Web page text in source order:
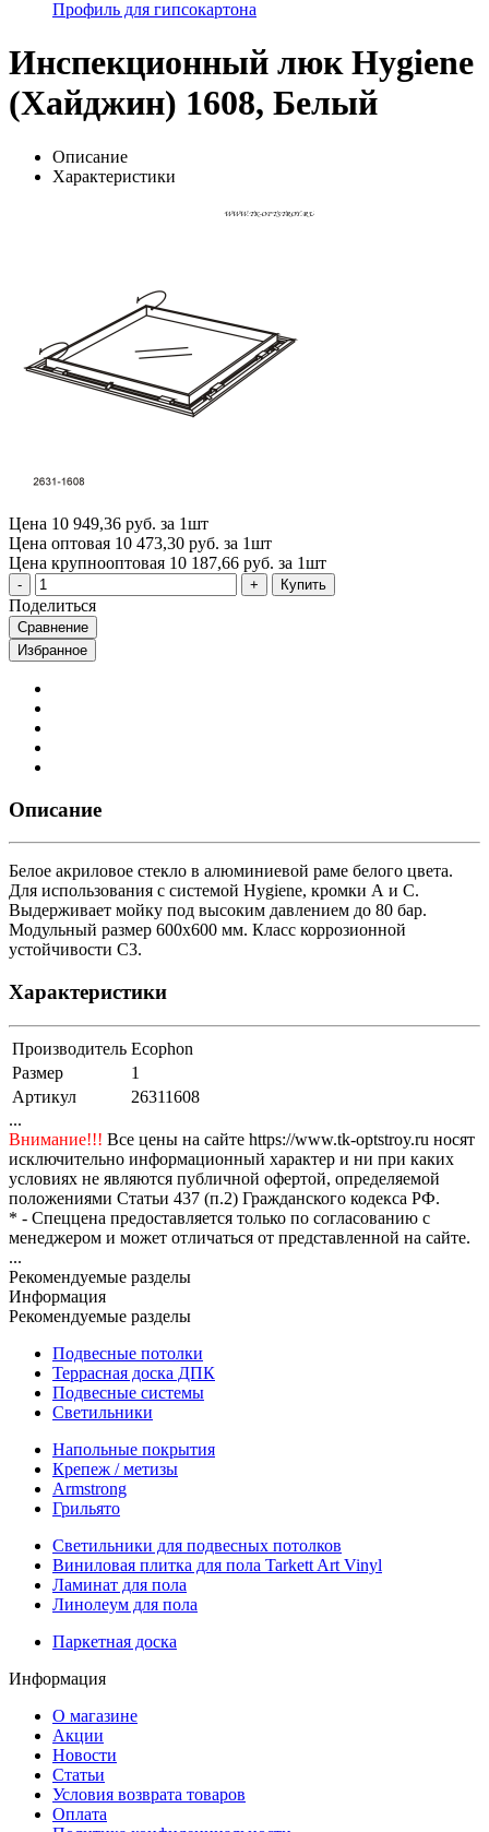
Профиль для гипсокартона
Инспекционный люк Hygiene
(Хайджин) 1608, Белый
Описание
Характеристики
Цена 10 949,36 руб. за 1шт
Цена оптовая 10 473,30 руб. за 1шт
Цена крупнооптовая 10 187,66 руб. за 1шт
Купить
Поделиться
Сравнение
Избранное
Описание
Белое акриловое стекло в алюминиевой раме белого цвета.
Для использования с системой Hygiene, кромки А и C.
Выдерживает мойку под высоким давлением до 80 бар.
Модульный размер 600х600 мм. Класс коррозионной
устойчивости С3.
Характеристики
Производитель Ecophon
Размер
1
Артикул
26311608
...
Внимание!!! Все цены на сайте https://www.tk-optstroy.ru носят
исключительно информационный характер и ни при каких
условиях не являются публичной офертой, определяемой
положениями Статьи 437 (п.2) Гражданского кодекса РФ.
* - Спеццена предоставляется только по согласованию с
менеджером и может отличаться от представленной на сайте.
...
Рекомендуемые разделы
Информация
Рекомендуемые разделы
Подвесные потолки
Террасная доска ДПК
Подвесные системы
Светильники
Напольные покрытия
Крепеж / метизы
Armstrong
Грильято
Светильники для подвесных потолков
Виниловая плитка для пола Tarkett Art Vinyl
Ламинат для пола
Линолеум для пола
Паркетная доска
Информация
О магазине
Акции
Новости
Статьи
Условия возврата товаров
Оплата